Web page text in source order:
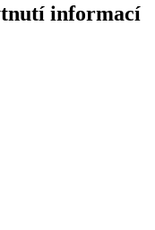
informací